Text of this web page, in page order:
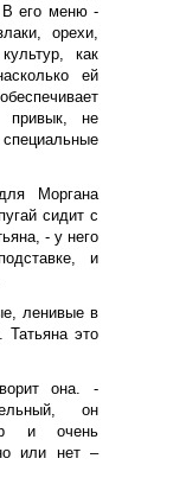
В его меню -
орехи,
как
ей
не
Моргана
сидит с
- у него
и
ленивые в
Татьяна это
она. -
он
и очень
или нет –